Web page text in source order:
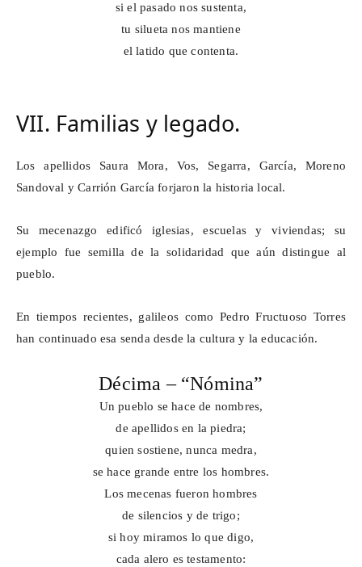
si el pasado nos sustenta,
tu silueta nos mantiene
el latido que contenta.
VII. Familias y legado.
Los apellidos Saura Mora, Vos, Segarra, García, Moreno
Sandoval y Carrión García forjaron la historia local.
Su mecenazgo edificó iglesias, escuelas y viviendas; su
ejemplo fue semilla de la solidaridad que aún distingue al
pueblo.
En tiempos recientes, galileos como Pedro Fructuoso Torres
han continuado esa senda desde la cultura y la educación.
Décima – “Nómina”
Un pueblo se hace de nombres,
de apellidos en la piedra;
quien sostiene, nunca medra,
se hace grande entre los hombres.
Los mecenas fueron hombres
de silencios y de trigo;
si hoy miramos lo que digo,
cada alero es testamento: